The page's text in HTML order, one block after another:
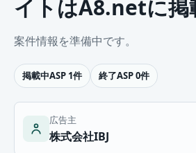
イトはA8.netに掲
案件情報を準備中です。
掲載中ASP 1件 終了ASP 0件
広告主
株式会社IBJ